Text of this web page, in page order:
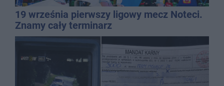
19 września pierwszy ligowy mecz Noteci.
Znamy cały terminarz